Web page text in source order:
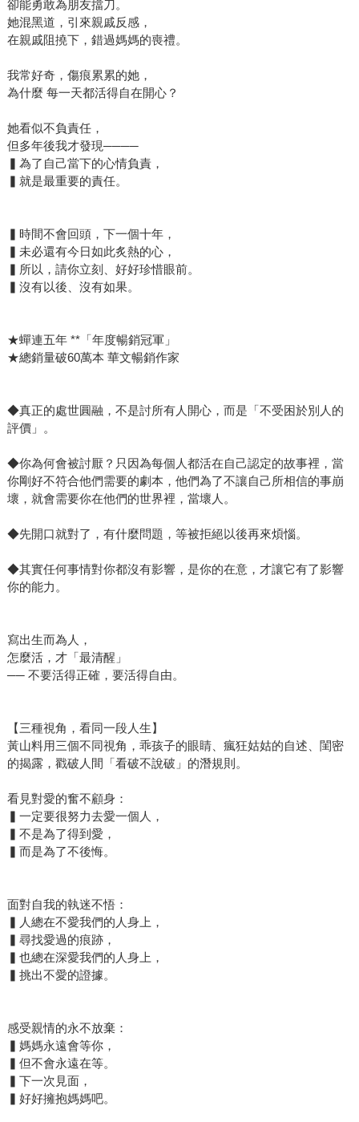
卻能勇敢為朋友擋刀。
她混黑道，引來親戚反感，
在親戚阻撓下，錯過媽媽的喪禮。
我常好奇，傷痕累累的她，
為什麼 每一天都活得自在開心？
她看似不負責任，
但多年後我才發現────
▍為了自己當下的心情負責，
▍就是最重要的責任。
▍時間不會回頭，下一個十年，
▍未必還有今日如此炙熱的心，
▍所以，請你立刻、好好珍惜眼前。
▍沒有以後、沒有如果。
★蟬連五年 **「年度暢銷冠軍」
★總銷量破60萬本 華文暢銷作家
◆真正的處世圓融，不是討所有人開心，而是「不受困於別人的
評價」。
◆你為何會被討厭？只因為每個人都活在自己認定的故事裡，當
你剛好不符合他們需要的劇本，他們為了不讓自己所相信的事崩
壞，就會需要你在他們的世界裡，當壞人。
◆先開口就對了，有什麼問題，等被拒絕以後再來煩惱。
◆其實任何事情對你都沒有影響，是你的在意，才讓它有了影響
你的能力。
寫出生而為人，
怎麼活，才「最清醒」
── 不要活得正確，要活得自由。
【三種視角，看同一段人生】
黃山料用三個不同視角，乖孩子的眼睛、瘋狂姑姑的自述、閨密
的揭露，戳破人間「看破不說破」的潛規則。
看見對愛的奮不顧身：
▍一定要很努力去愛一個人，
▍不是為了得到愛，
▍而是為了不後悔。
面對自我的執迷不悟：
▍人總在不愛我們的人身上，
▍尋找愛過的痕跡，
▍也總在深愛我們的人身上，
▍挑出不愛的證據。
感受親情的永不放棄：
▍媽媽永遠會等你，
▍但不會永遠在等。
▍下一次見面，
▍好好擁抱媽媽吧。